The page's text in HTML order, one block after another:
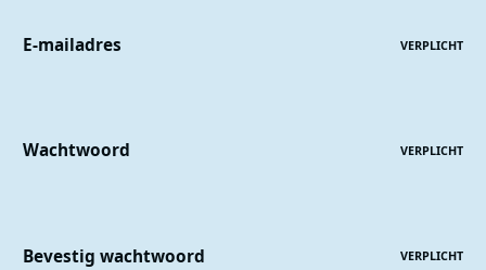
E-mailadres VERPLICHT
Wachtwoord VERPLICHT
Bevestig wachtwoord VERPLICHT